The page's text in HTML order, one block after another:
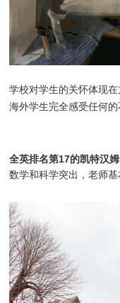
学校对学生的关怀体现在
海外学生完全感受任何的
全英排名第17的凯特汉姆
数学和科学突出，老师基